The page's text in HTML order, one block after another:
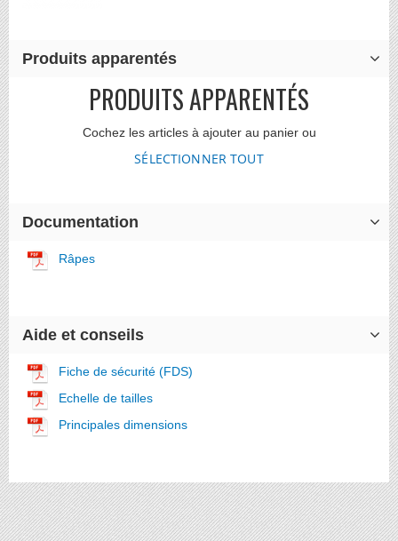
Produits apparentés
PRODUITS APPARENTÉS
Cochez les articles à ajouter au panier ou
SÉLECTIONNER TOUT
Documentation
Râpes
Aide et conseils
Fiche de sécurité (FDS)
Echelle de tailles
Principales dimensions